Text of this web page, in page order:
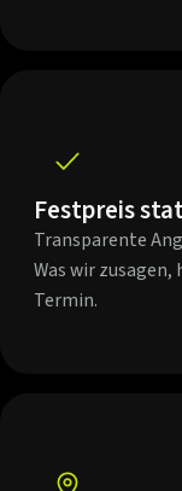
Festpreis
Transparente
Was wir
Termin.